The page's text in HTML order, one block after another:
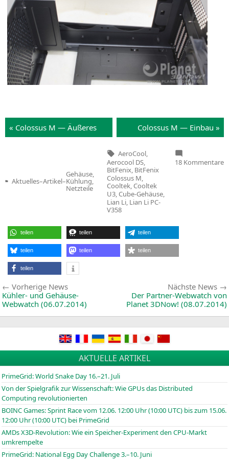
« Colos­sus M — Äuße­res Colos­sus M — Einbau »
Veröffentlicht
Aktuelles–Artikel–
Gehäuse,
Kühlung,
Netzteile
Tags:
AeroCool,
Aerocool DS,
BitFenix, BitFenix
Colossus M
Cooltek,Cooltek
U3, Cube-Gehäuse,
Lian Li, Lian Li PC-
V358
18 Kommentare
teilen teilen teilen
teilen teilen teilen
teilen
Beitragsnavigation
Vorherige NewsVorherige
News:
Kühler- und Gehäuse-
Webwatch (06.07.2014)
Nächste News
Der Partner-Webwatch von
Planet 3DNow! (08.07.2014)
AKTUELLE ARTIKEL
PrimeGrid: World Snake Day 16.–21. Juli
Von der Spielgrafik zur Wissenschaft: Wie GPUs das Distributed
Computing revolutionierten
BOINCGames: Sprint Race vom 12.06. 12:00 Uhr (10:00 UTC) bis zum 15.06.
12:00 Uhr (10:00 UTC) bei PrimeGrid
AMDs X3D-Revolution: Wie ein Speicher-Experiment den CPU-Markt
umkrempelte
PrimeGrid: National Egg Day Challenge 3.–10. Juni